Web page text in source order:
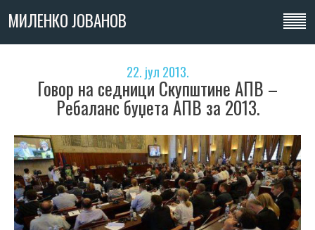
МИЛЕНКО ЈОВАНОВ
22. јул 2013.
Говор на седници Скупштине АПВ –
Ребаланс буџета АПВ за 2013.